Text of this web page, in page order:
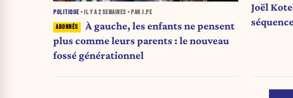
POLITIQUE • IL Y A2 SEMAINES • PAR J.PE
À gauche, les enfants ne pensent
plus comme leurs parents : le nouveau
fossé générationnel
Joël